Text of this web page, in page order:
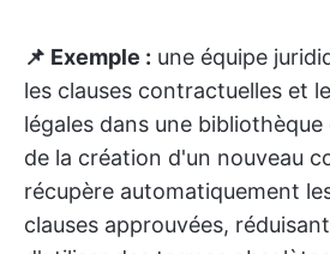
📌 Exemple : une équipe
les clauses contractuelles et
légales dans une
de la création d'un nouveau
récupère automatiquement
clauses approuvées,